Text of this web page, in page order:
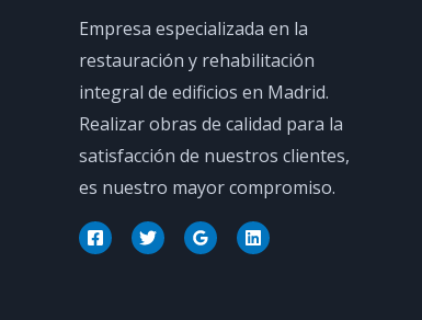
Empresa especializada en la
restauración y rehabilitación
integral de edificios en Madrid.
Realizar obras de calidad para la
satisfacción de nuestros clientes,
es nuestro mayor compromiso.